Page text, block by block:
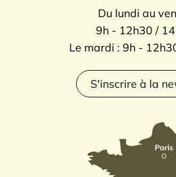
Du lundi au
9h - 12h30 /
Le mardi : 9h -
S'inscrire à la